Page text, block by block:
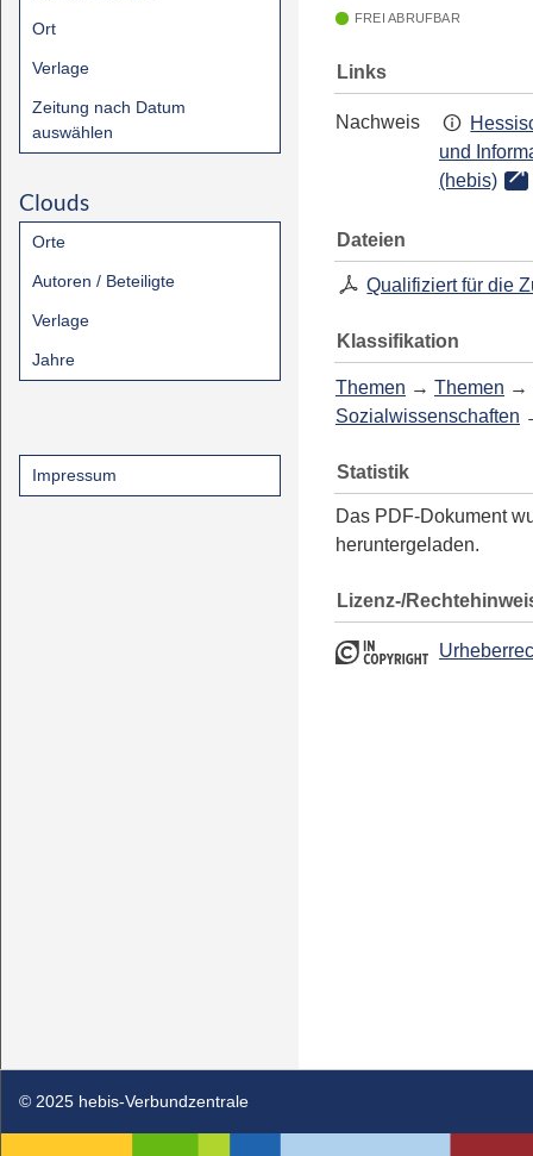
Ort
Verlage
Zeitung nach Datum
auswählen
Clouds
Orte
Autoren / Beteiligte
Verlage
Jahre
Impressum
FREI ABRUFBAR
Links
Nachweis
und
(hebis)
Dateien
Qualifiziert für die
Klassifikation
Themen → Themen →
Sozialwissenschaften
Statistik
Das PDF-Dokument
heruntergeladen.
Lizenz-/
© 2025 hebis-Verbundzentrale